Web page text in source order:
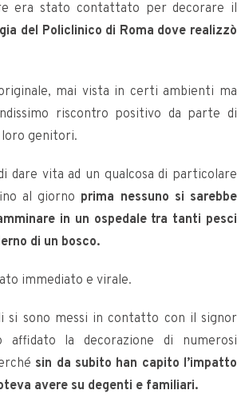
era stato contattato per decorare il
del Policlinico di Roma dove realizzò
mai vista in certi ambienti ma
riscontro positivo da parte di
genitori.
dare vita ad un qualcosa di particolare
al giorno prima nessuno si sarebbe
in un ospedale tra tanti pesci
di un bosco.
immediato e virale.
si sono messi in contatto con il signor
la decorazione di numerosi
sin da subito han capito l’impatto
avere su degenti e familiari.